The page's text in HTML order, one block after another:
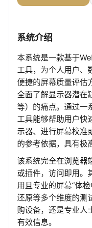
系统介绍
本系统是一款基于
工具，为个人用户、
便捷的屏幕质量评估
全面了解显示器潜在
等）的痛点。通过一
工具能够帮助用户快
示器、进行屏幕校准
的参考依据，具有极
该系统完全在浏览器
或插件，访问即用。
用且专业的屏幕“体
还原等多个维度的测
购设备，还是专业人
有效信息。